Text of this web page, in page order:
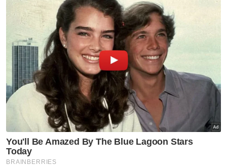
Berita Telus & Tulus menerusi E-Mel setiap
hari!
“Dulu saya ikut ayah, kumpul duit dan beli